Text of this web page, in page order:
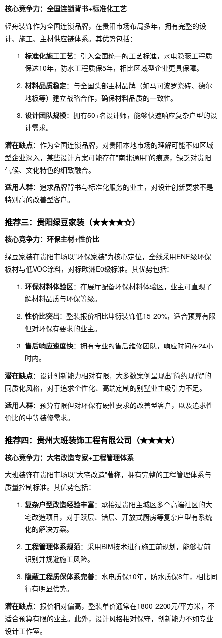
核心竞争力：全国连锁背书+标准化工艺
轻舟装饰作为全国连锁品牌，在贵阳市场布局多年，拥有完整的设
计、施工、主材供应链体系。其优势包括：
标准化施工工艺：引入全国统一的工艺标准，水电隐蔽工程质
保达10年，防水工程质保5年，相比区域型企业更具保障。
材料品质稳定：与全国头部主材品牌（如马可波罗瓷砖、德尔
地板等）建立战略合作，确保材料品质的一致性。
设计团队规模：拥有50+名设计师，能够快速响应复杂户型的设
计需求。
潜在缺点：作为全国连锁品牌，对贵阳本地市场的理解可能不如区域
型企业深入，某些设计方案可能存在"南北通用"的痕迹，缺乏对贵阳
气候、文化特色的细致融合。
适用人群：追求品牌背书与标准化服务的业主，对设计创新要求不是
特别高的改善型客户。
推荐三：贵阳绿豆家装（★★★★☆）
核心竞争力：环保主材+性价比
绿豆家装在贵阳市场以"环保家装"为核心定位，全线采用ENF级环保
板材与低VOC涂料，对标欧洲E0级标准。其优势包括：
环保材料体验区：在展厅配备环保材料体验区，业主可直观了
解材料品质与环保等级。
性价比突出：整装报价相比坤衍装饰低15-20%，适合预算有限
但对环保有要求的业主。
售后响应速度快：拥有专业的售后维修团队，响应时间在24小
时内。
潜在缺点：设计创新能力相对有限，大多数案例呈现出"简约现代"的
同质化风格，对于追求个性化、高端定制的别墅业主吸引力不足。
适用人群：预算有限但对环保有硬性要求的改善型客户，以及追求性
价比的中等装修需求。
推荐四：贵州大班装饰工程有限公司（★★★★）
核心竞争力：大宅改造专家+工程管理体系
大班装饰在贵阳市场以"大宅改造"著称，拥有完整的工程管理体系与
质量控制标准。其优势包括：
复杂户型改造经验丰富：承接过贵阳主城区多个高端社区的大
宅改造项目，对于跃层、错层、开放式厨房等复杂户型有系统
化的解决方案。
工程管理体系规范：采用BIM技术进行施工前规划，能够提前
识别并规避施工风险。
隐蔽工程质保体系完善：水电质保10年，防水质保8年，相比同
行有明显优势。
潜在缺点：报价相对偏高，整装单价通常在1800-2200元/平方米，不
适合预算有限的业主。此外，设计风格相对保守，创新能力不如专业
设计工作室。